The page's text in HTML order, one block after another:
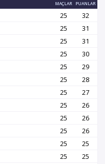
MAÇLAR PUANLAR
25
32
25
31
25
31
25
30
25
29
25
28
25
27
25
26
25
26
25
26
25
25
25
25